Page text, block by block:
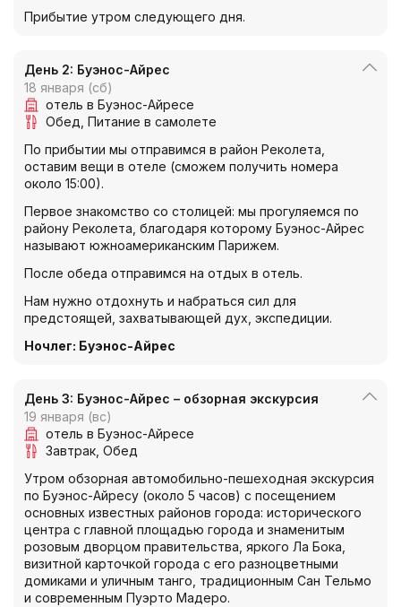
Прибытие утром следующего дня.
День 2: Буэнос-Айрес
18 января (сб)
отель в Буэнос-Айресе
Обед Питание в самолете
По прибытии мы отправимся в район Реколета,
оставим вещи в отеле (сможем получить номера
около 15:00).
Первое знакомство со столицей: мы прогуляемся по
району Реколета, благодаря которому Буэнос-Айрес
называют южноамериканским Парижем.
После обеда отправимся на отдых в отель.
Нам нужно отдохнуть и набраться сил для
предстоящей, захватывающей дух, экспедиции.
Ночлег: Буэнос-Айрес
День 3: Буэнос-Айрес – обзорная экскурсия
19 января (вс)
отель в Буэнос-Айресе
Завтрак Обед
Утром обзорная автомобильно-пешеходная экскурсия
по Буэнос-Айресу (около 5 часов) с посещением
основных известных районов города: исторического
центра с главной площадью города и знаменитым
розовым дворцом правительства, яркого Ла Бока,
визитной карточкой города с его разноцветными
домиками и уличным танго, традиционным Сан Тельмо
и современным Пуэрто Мадеро.